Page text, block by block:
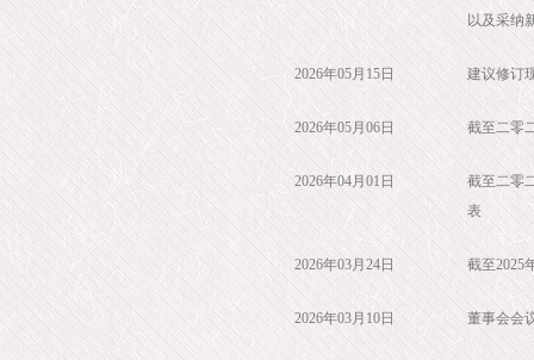
以及采纳
2026年05月15日 建议修订
2026年05月06日 截至二零
2026年04月01日
截至二零
表
2026年03月24日 截至2025
2026年03月10日 董事会会